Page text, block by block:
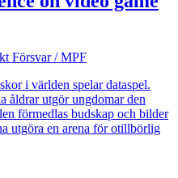
Försvar / MPF
i världen spelar dataspel.
åldrar utgör ungdomar den
förmedlas budskap och bilder
utgöra en arena för otillbörlig